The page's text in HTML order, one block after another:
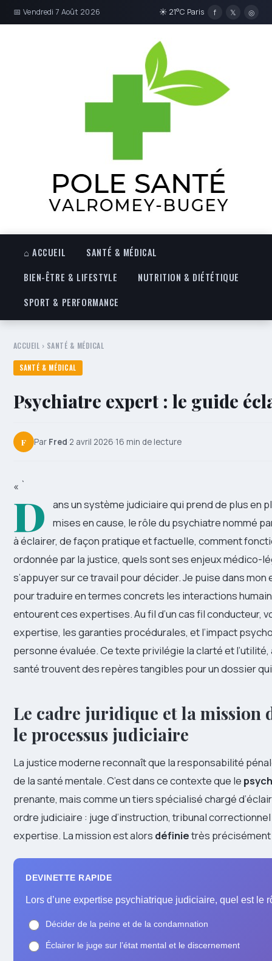
📅 Vendredi 7 Août 2026 ☀ 21°C Paris f 𝕏 ◎
⌂ ACCUEIL
SANTÉ & MÉDICAL
BIEN-ÊTRE & LIFESTYLE
NUTRITION & DIÉTÉTIQUE
SPORT & PERFORMANCE
ACCUEIL › SANTÉ & MÉDICAL
SANTÉ & MÉDICAL
Psychiatre expert : le guide
F Par Fred·2 avril 2026·16 min de lecture
« `
D
ans un système judiciaire qui prend de plus en
mises en cause, le rôle du psychiatre nommé
à éclairer, de façon pratique et factuelle, comment
ordonnée par la justice, quels sont ses enjeux médico-
s’appuyer sur ce travail pour décider. Je puise dans
pour traduire en termes concrets les interactions
entourent ces expertises. Au fil d’un cas fil conducteur,
expertise, les garanties procédurales, et l’impact
personne évaluée. Ce texte privilégie la clarté et
santé trouvent des repères tangibles pour un dossier
Le cadre juridique et la mission
le processus judiciaire
La justice moderne reconnaît que la responsabilité
de la santé mentale. C’est dans ce contexte que le
prenante, mais comme un tiers spécialisé chargé
ordre judiciaire : juge d’instruction, tribunal
expertise. La mission est alors définietrès précisément
DEVINETTE RAPIDE
Lors d’une expertise psychiatrique judiciaire, quel est le
Décider de la peine et de la condamnation
Éclairer le juge sur l’état mental et le discernement